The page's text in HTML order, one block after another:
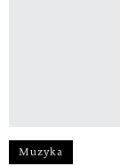
Muzyka